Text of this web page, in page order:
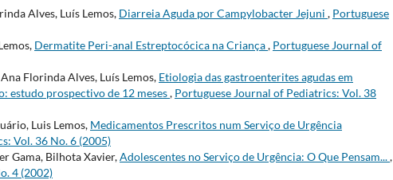
Alves, Luís Lemos, Diarreia Aguda por Campylobacter Jejuni , Portuguese
Dermatite Peri-anal Estreptocócica na Criança, Portuguese Journal of
Florinda Alves, Luís Lemos, Etiologia das gastroenterites agudas em
estudo prospectivo de 12 meses, Portuguese Journal of Pediatrics: Vol. 38
Luis Lemos, Medicamentos Prescritos num Serviço de Urgência
Vol. 36 No. 6 (2005)
Gama, Bilhota Xavier,Adolescentes no Serviço de Urgência: O Que Pensam...,
4 (2002)